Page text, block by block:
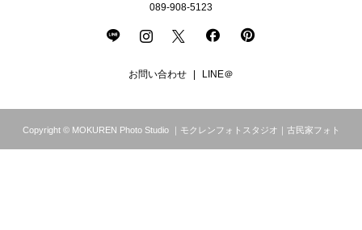
089-908-5123
お問い合わせ LINE＠
Copyright © MOKUREN Photo Studio ｜モクレンフォトスタジオ｜古民家フォト